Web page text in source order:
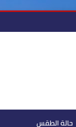
حالة الطقس